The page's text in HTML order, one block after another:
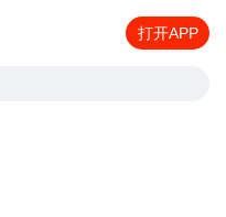
打开APP